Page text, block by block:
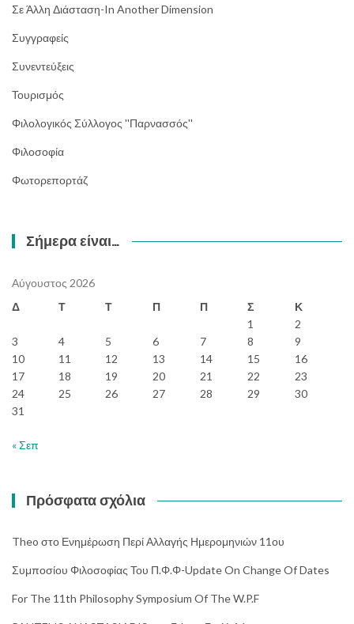
Σε Άλλη Διάσταση-In Another Dimension
Συγγραφείς
Συνεντεύξεις
Τουρισμός
Φιλολογικός Σύλλογος ''Παρνασσός''
Φιλοσοφία
Φωτορεπορτάζ
Σήμερα είναι…
Αύγουστος 2026
Δ
Τ Τ Π Π Σ
Κ
1
2
3
4 5 6 7 8
9
10
11 12 13 14 15
16
17
18 19 20 21 22
23
24
25 26 27 28 29
30
31
« Σεπ
Πρόσφατα σχόλια
Theo στο Ενημέρωση Περί Αλλαγής Ημερομηνιών 11ου
Συμποσίου Φιλοσοφίας Του Π.Φ.Φ-Update On Change Of Dates
For The 11th Philosophy Symposium Of The W.P.F